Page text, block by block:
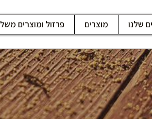
שלנו מוצרים פרזול ומוצרים